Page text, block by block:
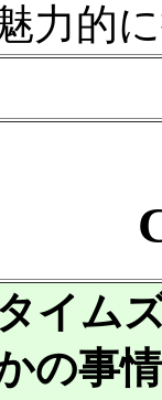
力的
イム
の事